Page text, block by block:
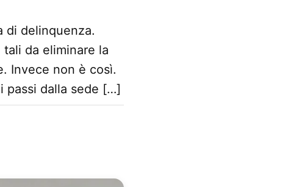
di delinquenza.
da eliminare la
Invece non è così.
passi dalla sede […]